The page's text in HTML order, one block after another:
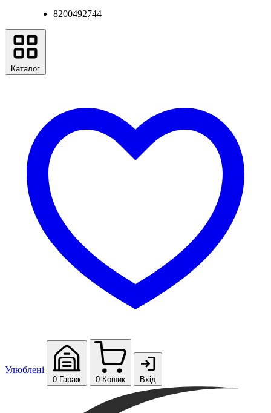
8200492744
Каталог
Улюблені
0 Гараж 0 Кошик Вхід